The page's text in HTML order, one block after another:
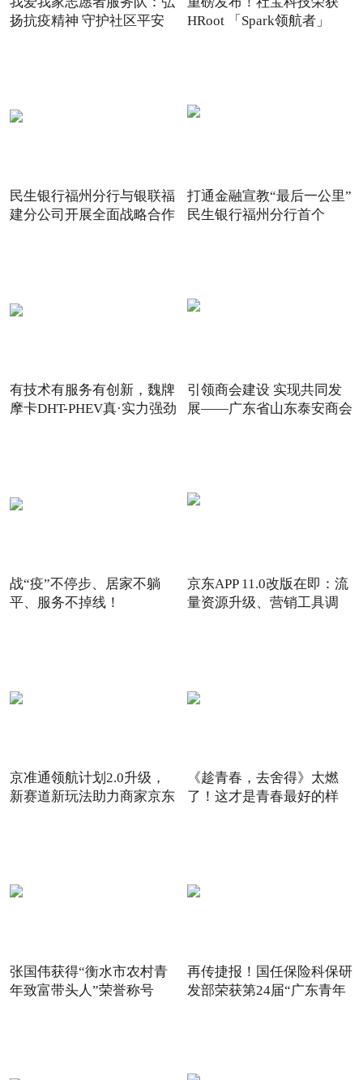
扬抗疫精神 守护社区平安
HRoot 「Spark领航者」
民生银行福州分行与银联福
建分公司开展全面战略合作
打通金融宣教“最后一公里”
民生银行福州分行首个
有技术有服务有创新，魏牌
摩卡DHT-PHEV真·实力强劲
引领商会建设 实现共同发
展——广东省山东泰安商会
战“疫”不停步、居家不躺
平、服务不掉线！
京东APP 11.0改版在即：流
量资源升级、营销工具调
京准通领航计划2.0升级，
新赛道新玩法助力商家京东
《趁青春，去舍得》太燃
了！这才是青春最好的样
张国伟获得“衡水市农村青
年致富带头人”荣誉称号
再传捷报！国任保险科保研
发部荣获第24届“广东青年